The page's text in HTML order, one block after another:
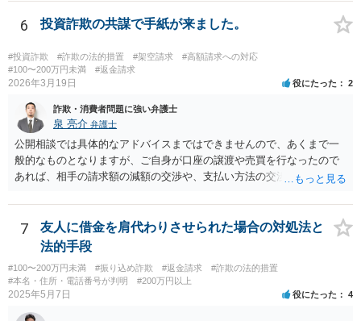
6 投資詐欺の共謀で手紙が来ました。
#投資詐欺 #詐欺の法的措置 #架空請求
#高額請求への対応
#100〜200万円未満
#返金請求
2026年3月19日 役にたった 2
詐欺・消費者問題に強い弁護士
泉 亮介 弁護士
公開相談では具体的なアドバイスまではできませんので、あくまで一
般的なものとなりますが、ご自身が口座の譲渡や売買を行なったので
あれば、相手の請求額の減額の交渉や、支払い方法の交渉をしていく
7
友人に借金を肩代わりさせられた場合の対処法と
法的手段
#100〜200万円未満 #振り込め詐欺 #返金請求
#詐欺の法的措置
#本名・住所・電話番号が判明
#200万円以上
2025年5月7日 役にたった 4